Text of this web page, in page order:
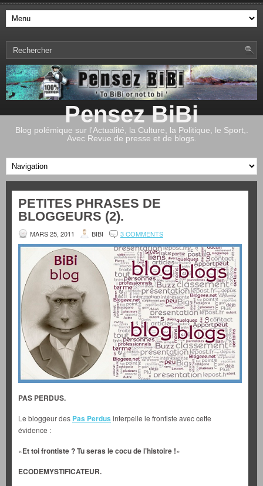
Pensez BiBi
Blog polémique sur l'Actualité, la Culture, la Politique, le Sport,.
Avec Revue de presse et de blogs.
PETITES PHRASES DE
BLOGGEURS (2).
MARS 25, 2011 BIBI 3 COMMENTS
PAS PERDUS.
Le bloggeur des Pas Perdus interpelle le frontiste avec cette
évidence :
«Et toi frontiste ? Tu seras le cocu de l’histoire !»
ECODEMYSTIFICATEUR.